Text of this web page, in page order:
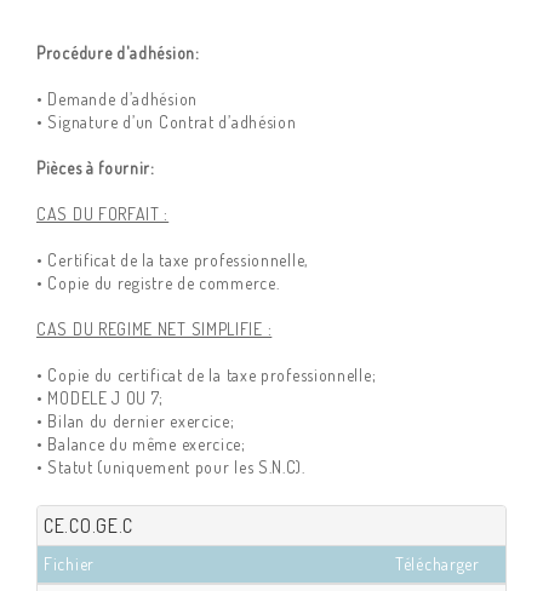
Procédure d'adhésion:
• Demande d’adhésion
• Signature d’un Contrat d’adhésion
Pièces à fournir:
CAS DU FORFAIT :
• Certificat de la taxe professionnelle,
• Copie du registre de commerce.
CAS DU REGIME NET SIMPLIFIE :
• Copie du certificat de la taxe professionnelle;
• MODELE J OU 7;
• Bilan du dernier exercice;
• Balance du même exercice;
• Statut (uniquement pour les S.N.C).
CE.CO.GE.C
Fichier
Télécharger